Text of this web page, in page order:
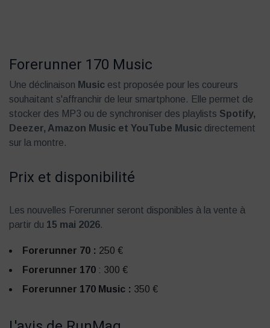
Forerunner 170 Music
Une déclinaison Music est proposée pour les coureurs
souhaitant s'affranchir de leur smartphone. Elle permet de
stocker des MP3 ou de synchroniser des playlists Spotify,
Deezer, Amazon Music et YouTube Music directement
sur la montre.
Prix et disponibilité
Les nouvelles Forerunner seront disponibles à la vente à
partir du 15 mai 2026.
Forerunner 70 : 250 €
Forerunner 170 : 300 €
Forerunner 170 Music : 350 €